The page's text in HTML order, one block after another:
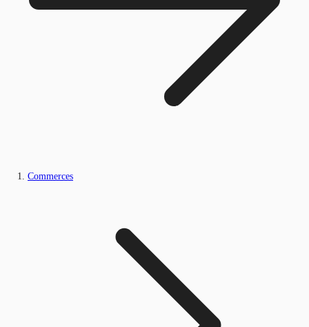
Commerces